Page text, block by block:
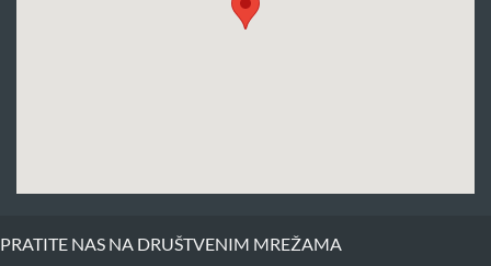
PRATITE NAS NA DRUŠTVENIM MREŽAMA